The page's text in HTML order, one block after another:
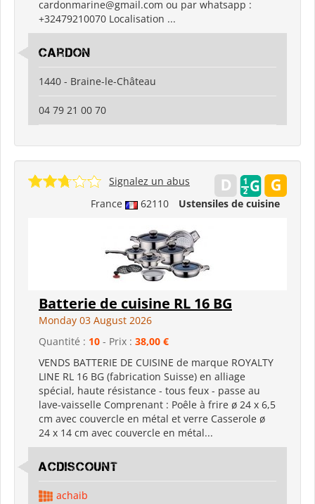
cardonmarine@gmail.com ou par whatsapp :
+32479210070 Localisation ...
Cardon
1440 - Braine-le-Château
04 79 21 00 70
France 62110 Ustensiles de cuisine
Signalez un abus
Batterie de cuisine RL 16 BG
Monday 03 August 2026
Quantité : 10 - Prix : 38,00 €
VENDS BATTERIE DE CUISINE de marque ROYALTY
LINE RL 16 BG (fabrication Suisse) en alliage
spécial, haute résistance - tous feux - passe au
lave-vaisselle Comprenant : Poêle à frire ø 24 x 6,5
cm avec couvercle en métal et verre Casserole ø
24 x 14 cm avec couvercle en métal...
acdiscount
achaib